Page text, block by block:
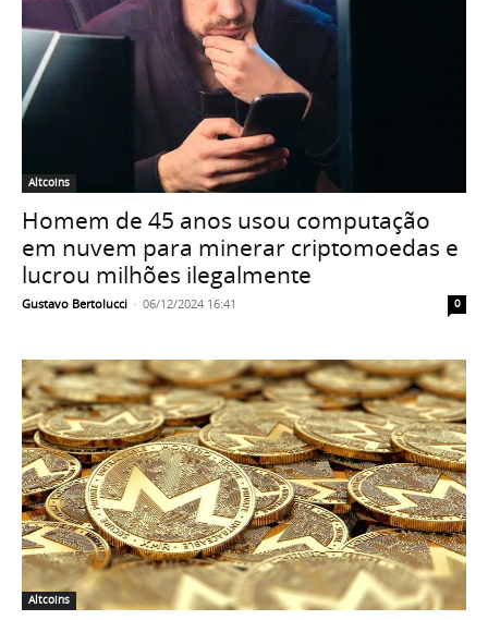
Altcoins
Homem de 45 anos usou computação
em nuvem para minerar criptomoedas e
lucrou milhões ilegalmente
Gustavo Bertolucci - 06/12/2024 16:41 0
Altcoins